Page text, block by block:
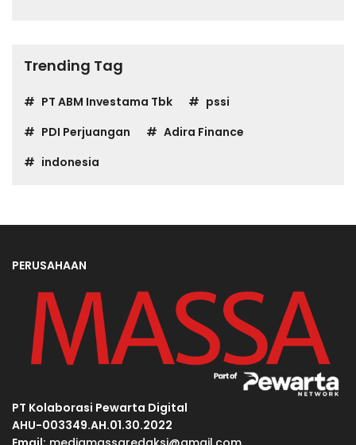
Trending Tag
PT ABM Investama Tbk
pssi
PDI Perjuangan
Adira Finance
indonesia
PERUSAHAAN
PT Kolaborasi Pewarta Digital
AHU-003349.AH.01.30.2022